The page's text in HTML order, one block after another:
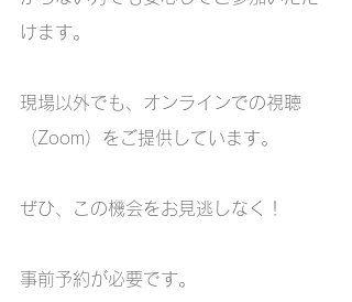
けます。
現場以外でも、オンラインでの視聴
（Zoom）をご提供しています。
ぜひ、この機会をお見逃しなく！
事前予約が必要です。